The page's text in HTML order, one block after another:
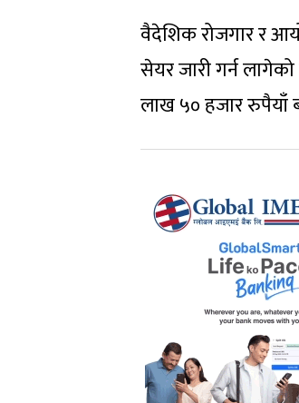
वैदेशिक रोजगार र
सेयर जारी गर्न
लाख ५० हजार रुपैयाँ